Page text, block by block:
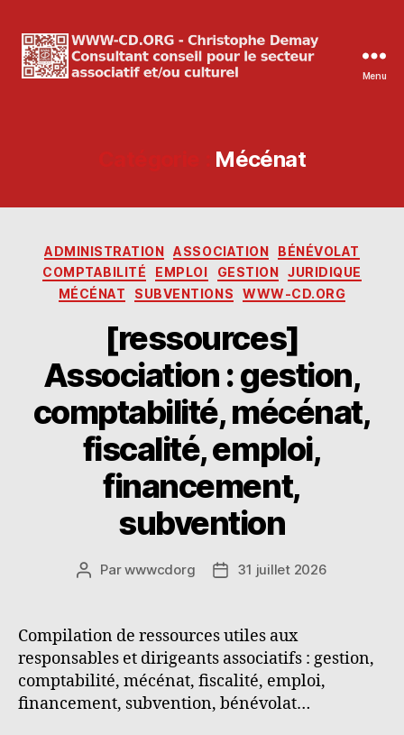
Menu
Mécénat
Catégories
ADMINISTRATION ASSOCIATION
BÉNÉVOLAT
COMPTABILITÉ
EMPLOI GESTION
JURIDIQUE
MÉCÉNAT
SUBVENTIONS WWW-CD.ORG
[ressources]
Association : gestion,
comptabilité, mécénat,
fiscalité, emploi,
financement,
subvention
Auteur
Parwwwcdorg
Date31 juillet 2026
Compilation de ressources utiles aux
responsables et dirigeants associatifs : gestion,
comptabilité, mécénat, fiscalité, emploi,
financement, subvention, bénévolat…